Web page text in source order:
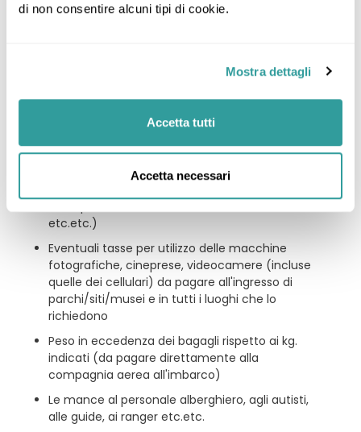
di non consentire alcuni tipi di cookie.
Mostra dettagli
Accetta tutti
Accetta necessari
partecipante al viaggio dovrà richiedere
americane solo all'atto della richiesta
archeologici, parchi nazionali e luoghi
d’interesse storico/naturalistico/culturale non
etc.etc.)
Eventuali tasse per utilizzo delle macchine
fotografiche, cineprese, videocamere (incluse
quelle dei cellulari) da pagare all'ingresso di
parchi/siti/musei e in tutti i luoghi che lo
richiedono
Peso in eccedenza dei bagagli rispetto ai kg.
indicati (da pagare direttamente alla
compagnia aerea all'imbarco)
Le mance al personale alberghiero, agli autisti,
alle guide, ai ranger etc.etc.